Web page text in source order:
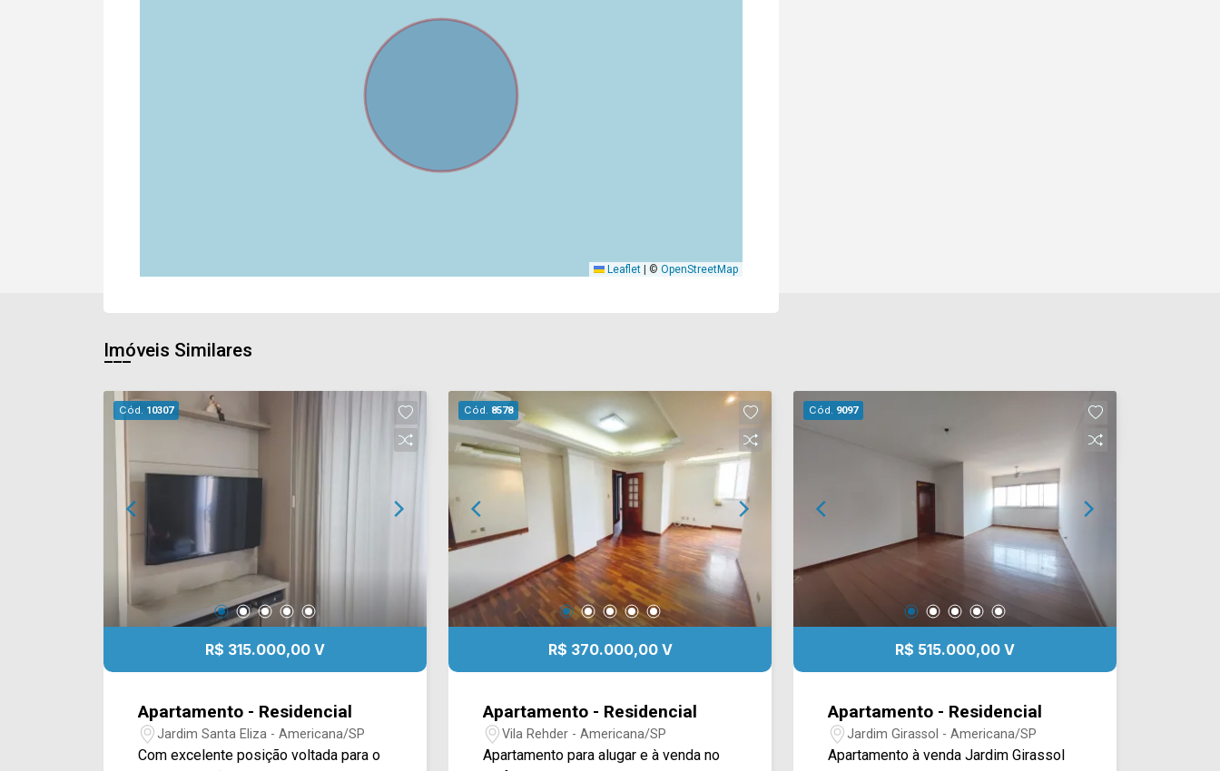
Leaflet © OpenStreetMap
Imóveis Similares
Cód. 10307
R$ 315.000,00 V
Apartamento - Residencial
Jardim Santa Eliza - Americana/SP
Com excelente posição voltada para o
Cód. 8578
R$ 370.000,00 V
Apartamento - Residencial
Vila Rehder - Americana/SP
Apartamento para alugar e à venda no
Cód. 9097
R$ 515.000,00 V
Apartamento - Residencial
Jardim Girassol - Americana/SP
Apartamento à venda Jardim Girassol